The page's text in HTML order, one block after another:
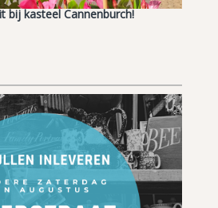
bij kasteel Cannenburch!